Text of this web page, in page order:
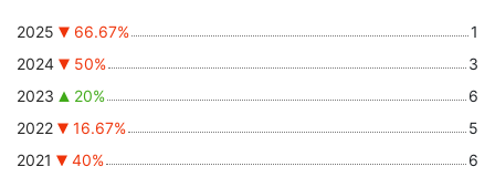
2025 66.67%
1
2024
50%
3
2023
20%
6
2022
16.67%
5
2021
40%
6